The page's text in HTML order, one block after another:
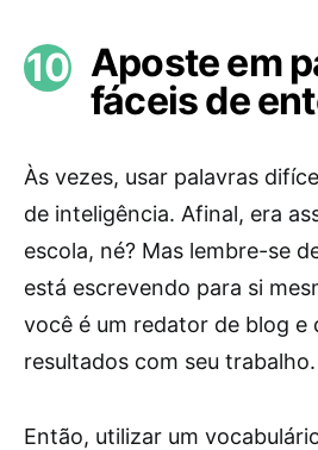
Aposte em
fáceis de
Às vezes, usar palavras
de inteligência. Afinal, era
escola, né? Mas lembre-se
está escrevendo para si
você é um redator de blog e
resultados com seu trabalho.
Então, utilizar um